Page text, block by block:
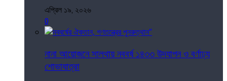
এপ্রিল ১৯, ২০২৬
0
নানা আয়োজনে সালথায় নববর্ষ ১৪৩৩ উদযাপন ও বর্ণাঢ্য
শোভাযাত্রা